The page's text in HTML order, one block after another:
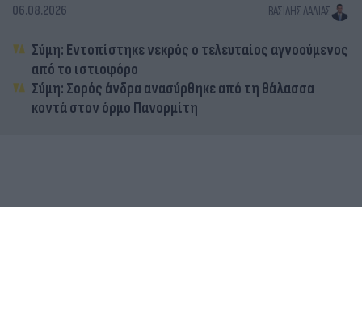
06.08.2026 ΒΑΣΊΛΗΣ ΛΑΔΙΆΣ
Σύμη: Εντοπίστηκε νεκρός ο τελευταίος αγνοούμενος
από το ιστιοφόρο
Σύμη: Σορός άνδρα ανασύρθηκε από τη θάλασσα
κοντά στον όρμο Πανορμίτη